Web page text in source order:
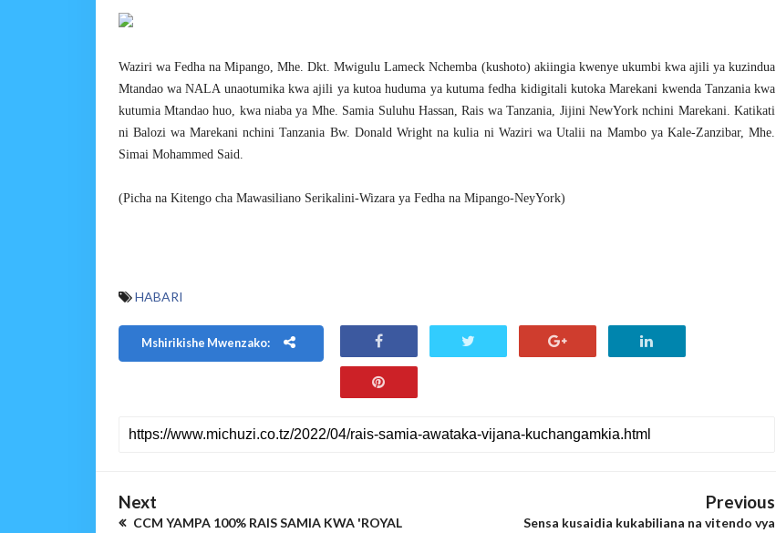
Waziri wa Fedha na Mipango, Mhe. Dkt. Mwigulu Lameck Nchemba (kushoto) akiingia kwenye ukumbi kwa ajili ya kuzindua
Mtandao wa NALA unaotumika kwa ajili ya kutoa huduma ya kutuma fedha kidigitali kutoka Marekani kwenda Tanzania kwa
kutumia Mtandao huo, kwa niaba ya Mhe. Samia Suluhu Hassan, Rais wa Tanzania, Jijini NewYork nchini Marekani. Katikati
ni Balozi wa Marekani nchini Tanzania Bw. Donald Wright na kulia ni Waziri wa Utalii na Mambo ya Kale-Zanzibar, Mhe.
Simai Mohammed Said.
(Picha na Kitengo cha Mawasiliano Serikalini-Wizara ya Fedha na Mipango-NeyYork)
HABARI
Mshirikishe Mwenzako:
Next
CCM YAMPA 100% RAIS SAMIA KWA 'ROYAL
Previous
Sensa kusaidia kukabiliana na vitendo vya